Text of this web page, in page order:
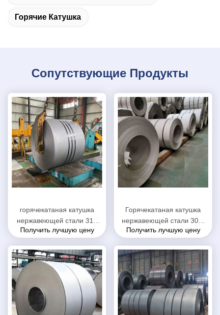
Горячие Катушка
Сопутствующие Продукты
горячекатаная катушка
нержавеющей стали 316
316Л финиш толщины
Получить лучшую цену
Горячекатаная катушка
нержавеющей стали 304,
катушка нержавеющей
Получить лучшую цену